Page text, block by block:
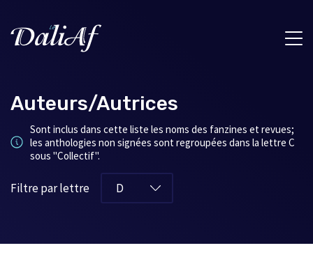
Auteurs/Autrices
Sont inclus dans cette liste les noms des fanzines et revues;
les anthologies non signées sont regroupées dans la lettre C
sous "Collectif".
Filtre par lettre